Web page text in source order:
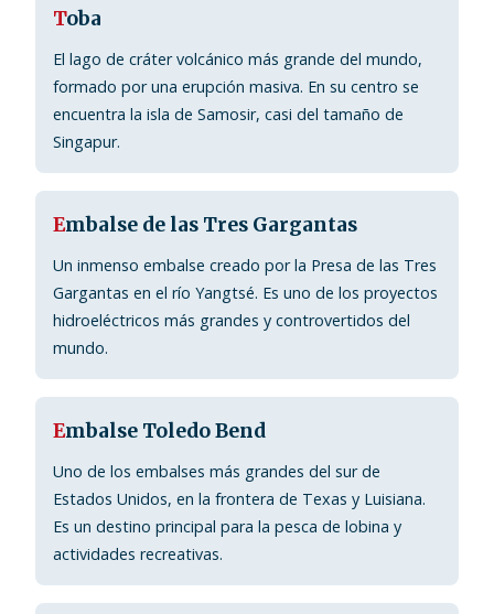
Toba
El lago de cráter volcánico más grande del mundo,
formado por una erupción masiva. En su centro se
encuentra la isla de Samosir, casi del tamaño de
Singapur.
Embalse de las Tres Gargantas
Un inmenso embalse creado por la Presa de las Tres
Gargantas en el río Yangtsé. Es uno de los proyectos
hidroeléctricos más grandes y controvertidos del
mundo.
Embalse Toledo Bend
Uno de los embalses más grandes del sur de
Estados Unidos, en la frontera de Texas y Luisiana.
Es un destino principal para la pesca de lobina y
actividades recreativas.